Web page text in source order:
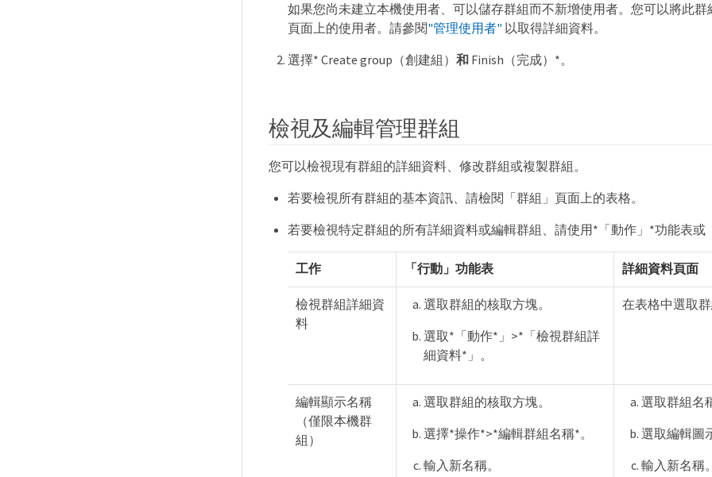
如果您尚未建立本機使用者、可以儲存群組而不新增使用者。您可以將此
頁面上的使用者。請參閱"管理使用者" 以取得詳細資料。
選擇* Create group（創建組） 和Finish（完成）*。
檢視及編輯管理群組
您可以檢視現有群組的詳細資料、修改群組或複製群組。
若要檢視所有群組的基本資訊、請檢閱「群組」頁面上的表格。
若要檢視特定群組的所有詳細資料或編輯群組、請使用*「動作」*功能表或
工作 「行動」功能表 詳細資料頁面
檢視群組詳細資
料
選取群組的核取方塊。
選取*「動作*」>*「檢視群組詳
細資料*」。
在表格中選取
編輯顯示名稱
（僅限本機群
組）
選取群組的核取方塊。
選擇*操作*>*編輯群組名稱*。
輸入新名稱。
選取群組名
選取編輯圖
輸入新名稱